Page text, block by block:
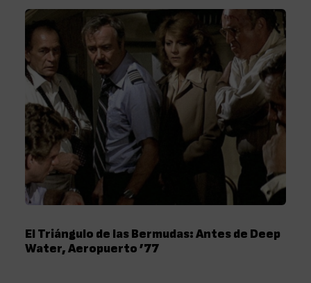
El Triángulo de las Bermudas: Antes de Deep
Water, Aeropuerto ’77